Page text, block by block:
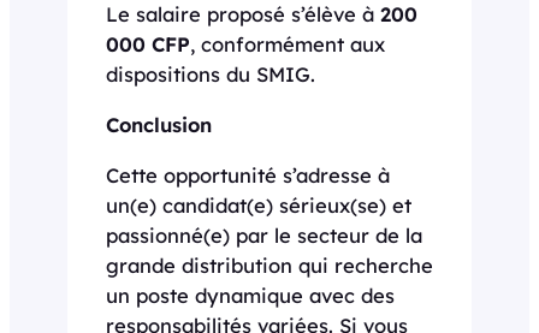
Le salaire proposé s’élève à 200
000 CFP, conformément aux
dispositions du SMIG.
Conclusion
Cette opportunité s’adresse à
un(e) candidat(e) sérieux(se) et
passionné(e) par le secteur de la
grande distribution qui recherche
un poste dynamique avec des
responsabilités variées. Si vous